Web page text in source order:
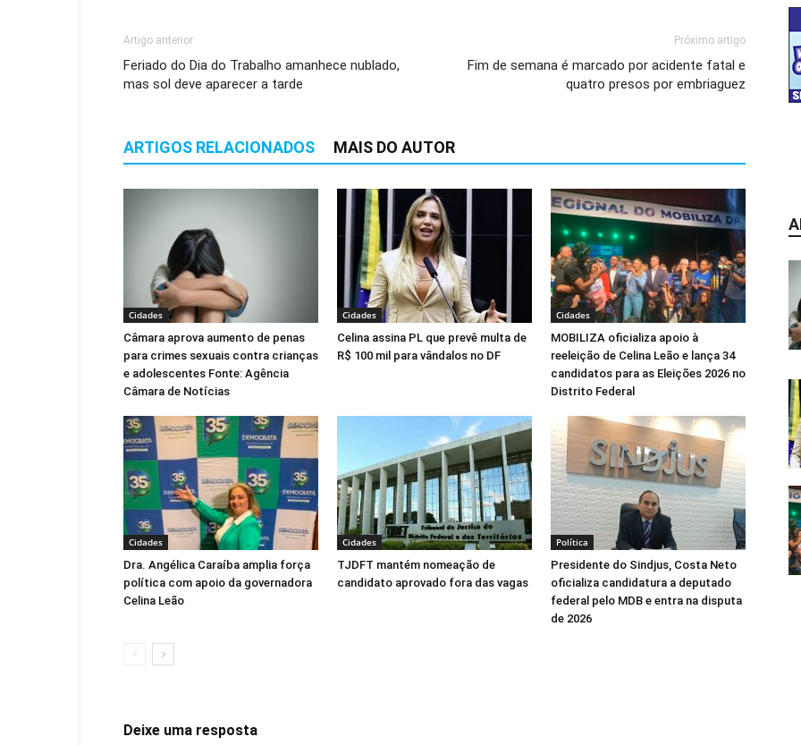
Artigo anterior
Feriado do Dia do Trabalho amanhece nublado,
mas sol deve aparecer a tarde
Próximo artigo
Fim de semana é marcado por acidente fatal e
quatro presos por embriaguez
ARTIGOS RELACIONADOS MAIS DO AUTOR
Cidades
Câmara aprova aumento de penas
para crimes sexuais contra crianças
e adolescentes Fonte: Agência
Câmara de Notícias
Cidades
Celina assina PL que prevê multa de
R$ 100 mil para vândalos no DF
Cidades
MOBILIZA oficializa apoio à
reeleição de Celina Leão e lança 34
candidatos para as Eleições 2026 no
Distrito Federal
Cidades
Dra. Angélica Caraíba amplia força
política com apoio da governadora
Celina Leão
Cidades
TJDFT mantém nomeação de
candidato aprovado fora das vagas
Política
Presidente do Sindjus, Costa Neto
oficializa candidatura a deputado
federal pelo MDB e entra na disputa
de 2026
Deixe uma resposta